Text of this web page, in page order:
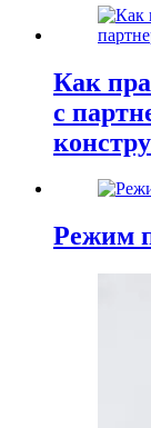
Как
с
Режим